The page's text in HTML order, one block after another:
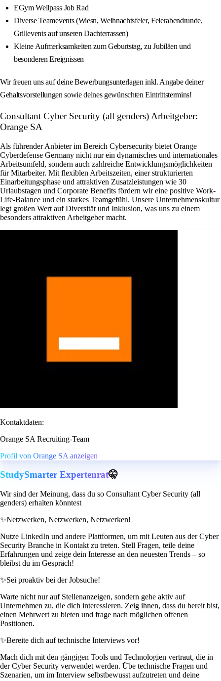
EGym Wellpass Job Rad
Diverse Teamevents (Wiesn, Weihnachtsfeier, Feierabendrunde,
Grillevents auf unseren Dachterrassen)
Kleine Aufmerksamkeiten zum Geburtstag, zu Jubiläen und
besonderen Ereignissen
Wir freuen uns auf deine Bewerbungsunterlagen inkl. Angabe deiner
Gehaltsvorstellungen sowie deines gewünschten Eintrittstermins!
Consultant Cyber Security (all genders) Arbeitgeber:
Orange SA
Als führender Anbieter im Bereich Cybersecurity bietet Orange
Cyberdefense Germany nicht nur ein dynamisches und internationales
Arbeitsumfeld, sondern auch zahlreiche Entwicklungsmöglichkeiten
für Mitarbeiter. Mit flexiblen Arbeitszeiten, einer strukturierten
Einarbeitungsphase und attraktiven Zusatzleistungen wie 30
Urlaubstagen und Corporate Benefits fördern wir eine positive Work-
Life-Balance und ein starkes Teamgefühl. Unsere Unternehmenskultur
legt großen Wert auf Diversität und Inklusion, was uns zu einem
besonders attraktiven Arbeitgeber macht.
Kontaktdaten:
Orange SA Recruiting-Team
Profil von Orange SA anzeigen
StudySmarter Expertenrat🤫
Wir sind der Meinung, dass du so Consultant Cyber Security (all
genders) erhalten könntest
✨Netzwerken, Netzwerken, Netzwerken!
Nutze LinkedIn und andere Plattformen, um mit Leuten aus der Cyber
Security Branche in Kontakt zu treten. Stell Fragen, teile deine
Erfahrungen und zeige dein Interesse an den neuesten Trends – so
bleibst du im Gespräch!
✨Sei proaktiv bei der Jobsuche!
Warte nicht nur auf Stellenanzeigen, sondern gehe aktiv auf
Unternehmen zu, die dich interessieren. Zeig ihnen, dass du bereit bist,
einen Mehrwert zu bieten und frage nach möglichen offenen
Positionen.
✨Bereite dich auf technische Interviews vor!
Mach dich mit den gängigen Tools und Technologien vertraut, die in
der Cyber Security verwendet werden. Übe technische Fragen und
Szenarien, um im Interview selbstbewusst aufzutreten und deine